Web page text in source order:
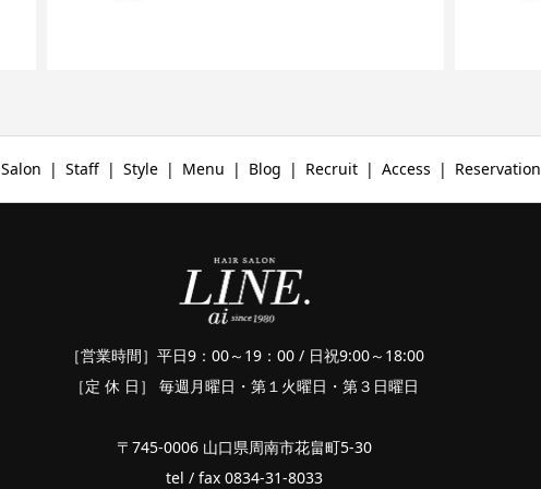
Salon Staff Style Menu Blog Recruit Access Reservation
［営業時間］平日9：00～19：00 / 日祝9:00～18:00
［定 休 日］ 毎週月曜日・第１火曜日・第３日曜日
〒745-0006 山口県周南市花畠町5-30
tel / fax 0834-31-8033